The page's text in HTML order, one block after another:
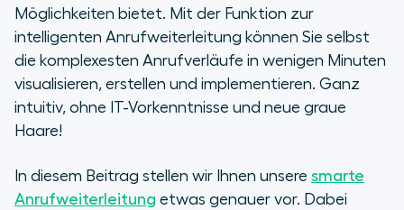
Möglichkeiten bietet. Mit der Funktion zur
intelligenten Anrufweiterleitung können Sie selbst
die komplexesten Anrufverläufe in wenigen Minuten
visualisieren, erstellen und implementieren. Ganz
intuitiv, ohne IT-Vorkenntnisse und neue graue
Haare!
In diesem Beitrag stellen wir Ihnen unsere smarte
Anrufweiterleitung etwas genauer vor. Dabei